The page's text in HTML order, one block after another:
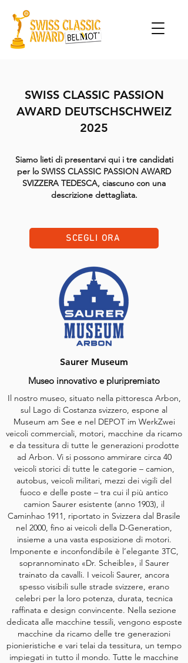
SWISS CLASSIC PASSION
AWARD DEUTSCHSCHWEIZ
2025
Siamo lieti di presentarvi qui i tre candidati
per lo SWISS CLASSIC PASSION AWARD
SVIZZERA TEDESCA, ciascuno con una
descrizione dettagliata.
SCEGLI ORA
Saurer Museum
Museo innovativo e pluripremiato
Il nostro museo, situato nella pittoresca Arbon,
sul Lago di Costanza svizzero, espone al
Museum am See e nel DEPOT im WerkZwei
veicoli commerciali, motori, macchine da ricamo
e da tessitura di tutte le generazioni prodotte
ad Arbon. Vi si possono ammirare circa 40
veicoli storici di tutte le categorie – camion,
autobus, veicoli militari, mezzi dei vigili del
fuoco e delle poste – tra cui il più antico
camion Saurer esistente (anno 1903), il
Caminhao 1911, riportato in Svizzera dal Brasile
nel 2000, fino ai veicoli della D-Generation,
insieme a una vasta esposizione di motori.
Imponente e inconfondibile è l’elegante 3TC,
soprannominato «Dr. Scheible», il Saurer
trainato da cavalli. I veicoli Saurer, ancora
spesso visibili sulle strade svizzere, erano
celebri per la loro potenza, durata, tecnica
raffinata e design convincente. Nella sezione
dedicata alle macchine tessili, vengono esposte
macchine da ricamo delle tre generazioni
pionieristiche e vari telai da tessitura, un tempo
impiegati in tutto il mondo. Tutte le macchine